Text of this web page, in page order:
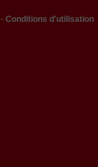
- Conditions d'utilisation